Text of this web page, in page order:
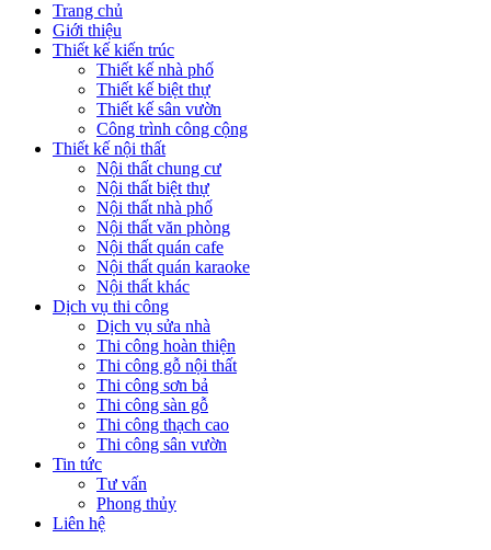
Trang chủ
Giới thiệu
Thiết kế kiến trúc
Thiết kế nhà phố
Thiết kế biệt thự
Thiết kế sân vườn
Công trình công cộng
Thiết kế nội thất
Nội thất chung cư
Nội thất biệt thự
Nội thất nhà phố
Nội thất văn phòng
Nội thất quán cafe
Nội thất quán karaoke
Nội thất khác
Dịch vụ thi công
Dịch vụ sửa nhà
Thi công hoàn thiện
Thi công gỗ nội thất
Thi công sơn bả
Thi công sàn gỗ
Thi công thạch cao
Thi công sân vườn
Tin tức
Tư vấn
Phong thủy
Liên hệ